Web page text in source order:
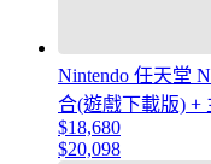
Nintendo 任天堂
合(遊戲下載版) +
$18,680
$20,098